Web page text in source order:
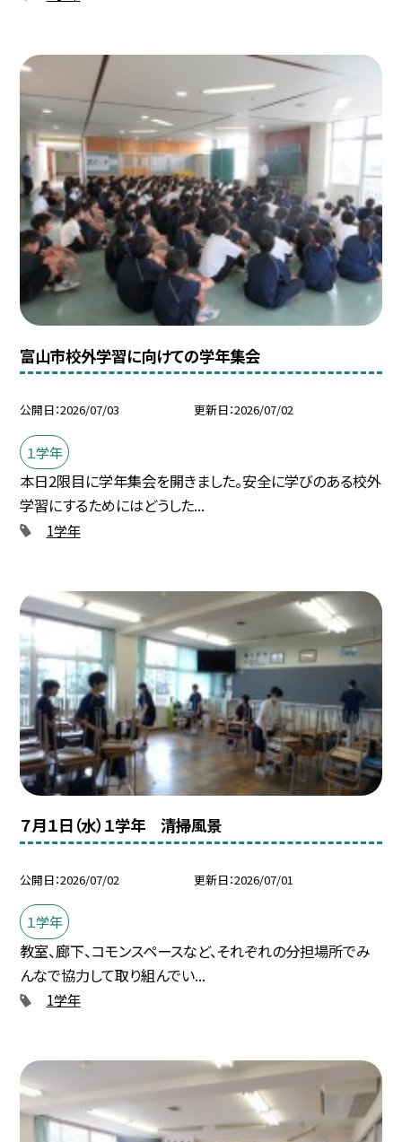
富山市校外学習に向けての学年集会
公開日 2026/07/03 更新日 2026/07/02
１学年
本日2限目に学年集会を開きました。安全に学びのある校外
学習にするためにはどうした...
1学年
７月１日（水）１学年 清掃風景
公開日 2026/07/02 更新日 2026/07/01
１学年
教室、廊下、コモンスペースなど、それぞれの分担場所でみ
んなで協力して取り組んでい...
1学年